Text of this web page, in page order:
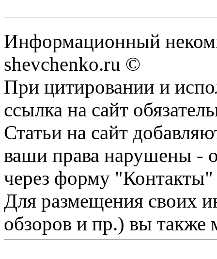
Информационный
shevchenko.ru ©
При цитировании и
ссылка на сайт
Статьи на сайт
ваши права нарушены -
через форму "Контакты"
Для размещения своих
обзоров и пр.) вы также